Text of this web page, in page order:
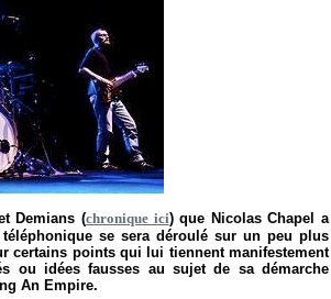
Demians (chronique ici) que Nicolas Chapel a
se sera déroulé sur un peu plus
certains points qui lui tiennent manifestement
ou idées fausses au sujet de sa démarche
An Empire.